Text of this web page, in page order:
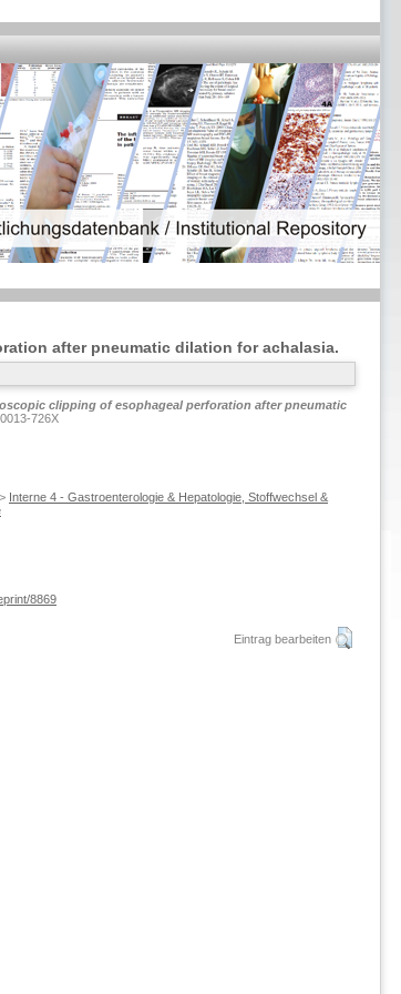
after pneumatic dilation for achalasia.
clipping of esophageal perforation after pneumatic
726X
> Interne 4 - Gastroenterologie & Hepatologie, Stoffwechsel &
8869
Eintrag bearbeiten